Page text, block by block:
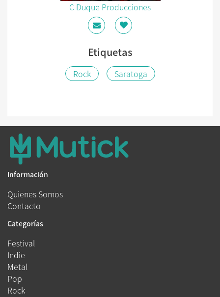
C Duque Producciones
Etiquetas
Rock Saratoga
Información
Quienes Somos
Contacto
Categorías
Festival
Indie
Metal
Pop
Rock